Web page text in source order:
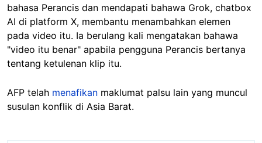
bahasa Perancis dan mendapati bahawa Grok, chatbox
AI di platform X, membantu menambahkan elemen
pada video itu. Ia berulang kali mengatakan bahawa
"video itu benar" apabila pengguna Perancis bertanya
tentang ketulenan klip itu.
AFP telah menafikan maklumat palsu lain yang muncul
susulan konflik di Asia Barat.